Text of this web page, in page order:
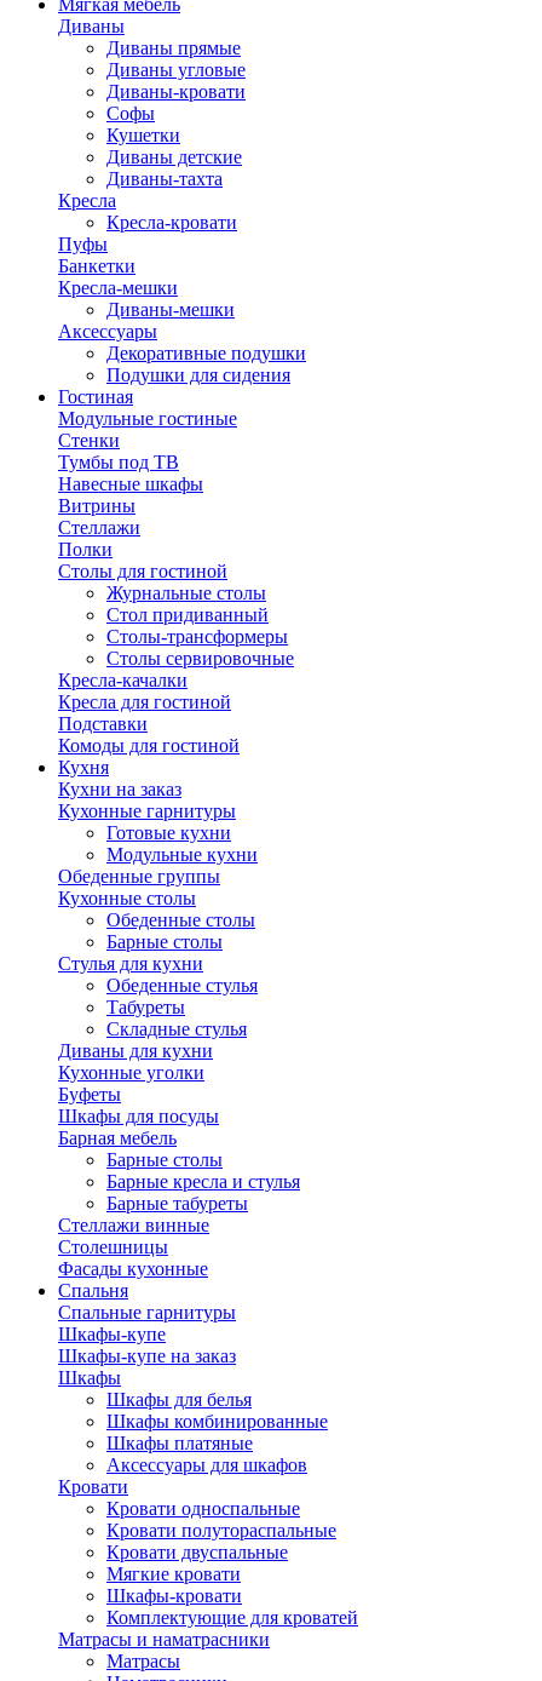
Мягкая мебель
Диваны
Диваны прямые
Диваны угловые
Диваны-кровати
Софы
Кушетки
Диваны детские
Диваны-тахта
Кресла
Кресла-кровати
Пуфы
Банкетки
Кресла-мешки
Диваны-мешки
Аксессуары
Декоративные подушки
Подушки для сидения
Гостиная
Модульные гостиные
Стенки
Тумбы под ТВ
Навесные шкафы
Витрины
Стеллажи
Полки
Столы для гостиной
Журнальные столы
Стол придиванный
Столы-трансформеры
Столы сервировочные
Кресла-качалки
Кресла для гостиной
Подставки
Комоды для гостиной
Кухня
Кухни на заказ
Кухонные гарнитуры
Готовые кухни
Модульные кухни
Обеденные группы
Кухонные столы
Обеденные столы
Барные столы
Стулья для кухни
Обеденные стулья
Табуреты
Складные стулья
Диваны для кухни
Кухонные уголки
Буфеты
Шкафы для посуды
Барная мебель
Барные столы
Барные кресла и стулья
Барные табуреты
Стеллажи винные
Столешницы
Фасады кухонные
Спальня
Спальные гарнитуры
Шкафы-купе
Шкафы-купе на заказ
Шкафы
Шкафы для белья
Шкафы комбинированные
Шкафы платяные
Аксессуары для шкафов
Кровати
Кровати односпальные
Кровати полутораспальные
Кровати двуспальные
Мягкие кровати
Шкафы-кровати
Комплектующие для кроватей
Матрасы и наматрасники
Матрасы